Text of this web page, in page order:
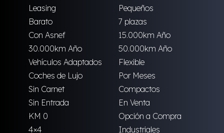
Leasing
Pequeños
Barato
7 plazas
Con Asnef
15.000km Año
30.000km Año
50.000km Año
Vehículos Adaptados
Flexible
Coches de Lujo
Por Meses
Sin Carnet
Compactos
Sin Entrada
En Venta
KM 0
Opción a Compra
4×4
Industriales